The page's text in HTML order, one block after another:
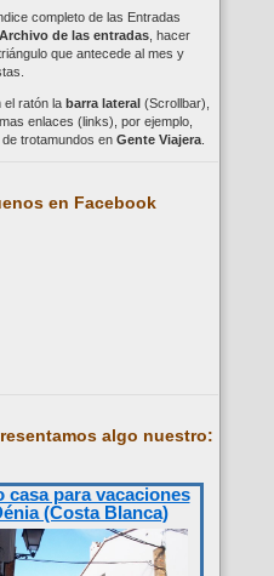
completo de las Entradas
Archivo de las entradas, hacer
que antecede al mes y
el ratón la barra lateral(Scrollbar),
enlaces (links), por ejemplo,
trotamundos en Gente Viajera.
en Facebook
algo nuestro:
casa para vacaciones
(Costa Blanca)